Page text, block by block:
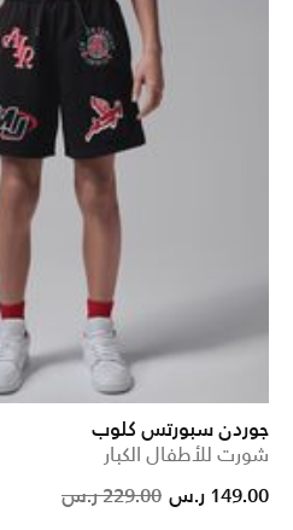
جوردن سبورتس كلوب
شورت للأطفال الكبار
Price
229.00 ر.س to
149.00 ر.س